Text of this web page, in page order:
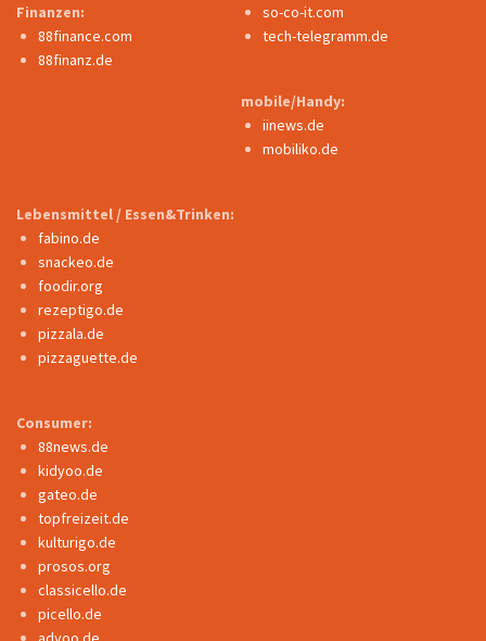
Finanzen:
88finance.com
88finanz.de
so-co-it.com
tech-telegramm.de
mobile/Handy:
iinews.de
mobiliko.de
Lebensmittel / Essen&Trinken:
fabino.de
snackeo.de
foodir.org
rezeptigo.de
pizzala.de
pizzaguette.de
Consumer:
88news.de
kidyoo.de
gateo.de
topfreizeit.de
kulturigo.de
prosos.org
classicello.de
picello.de